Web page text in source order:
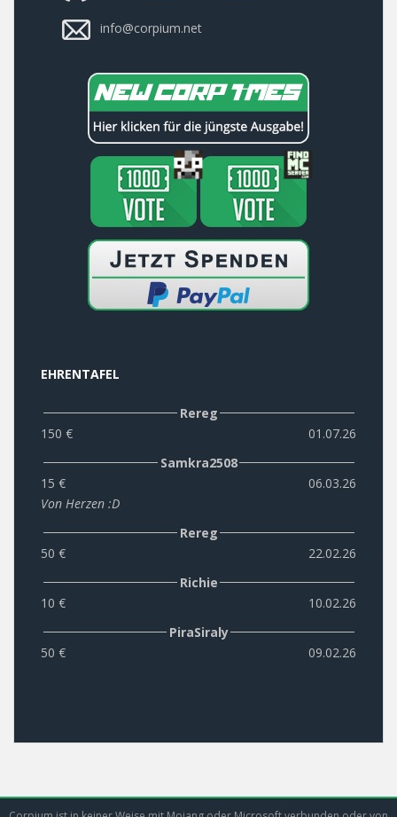
info@corpium.net
EHRENTAFEL
Rereg
150 €
01.07.26
Samkra2508
15 €
06.03.26
Von Herzen :D
Rereg
50 €
22.02.26
Richie
10 €
10.02.26
PiraSiraly
50 €
09.02.26